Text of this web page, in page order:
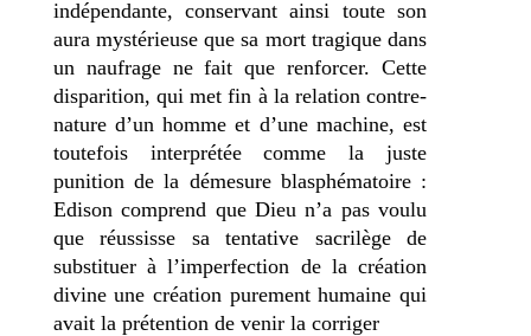
indépendante, conservant ainsi toute son
aura mystérieuse que sa mort tragique dans
un naufrage ne fait que renforcer. Cette
disparition, qui met fin à la relation contre-
nature d’un homme et d’une machine, est
toutefois interprétée comme la juste
punition de la démesure blasphématoire :
Edison comprend que Dieu n’a pas voulu
que réussisse sa tentative sacrilège de
substituer à l’imperfection de la création
divine une création purement humaine qui
avait la prétention de venir la corriger